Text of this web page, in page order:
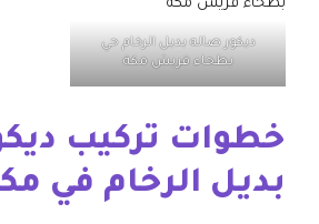
ديكور صاله بديل الرخام حي
بطحاء قريش مكة
خطوات تركيب
بديل الرخام في